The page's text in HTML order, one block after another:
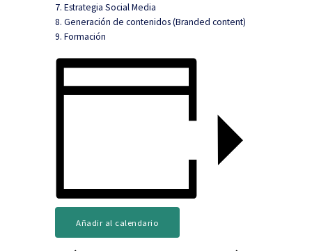
7. Estrategia Social Media
8. Generación de contenidos (Branded content)
9. Formación
Añadir al calendario